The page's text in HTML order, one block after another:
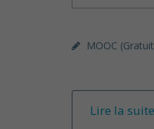
MOOC
Lire la suite